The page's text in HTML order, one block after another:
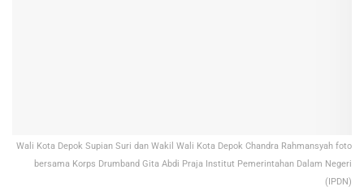
Wali Kota Depok Supian Suri dan Wakil Wali Kota Depok Chandra Rahmansyah foto
bersama Korps Drumband Gita Abdi Praja Institut Pemerintahan Dalam Negeri
(IPDN)